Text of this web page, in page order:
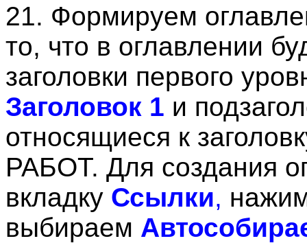
21. Формируем
то, что в оглавлении
заголовки первого
Заголовок 1 и
относящиеся к
РАБОТ. Для создания
вкладку Ссылки,
выбираем